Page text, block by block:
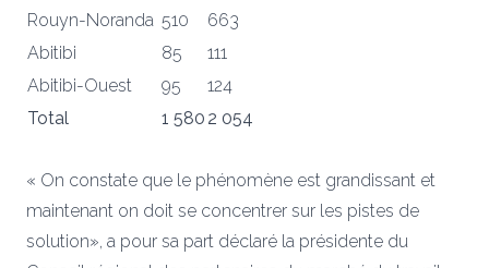
Rouyn-Noranda 510
663
Abitibi
85
111
Abitibi-Ouest
95
124
Total
1 580 2 054
« On constate que le phénomène est grandissant et
maintenant on doit se concentrer sur les pistes de
solution», a pour sa part déclaré la présidente du